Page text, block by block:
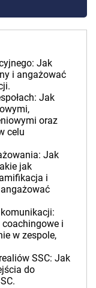
Jak
i angażować
Jak
oraz
celu
Jak
jak
i
i
w zespole,
SSC: Jak
do